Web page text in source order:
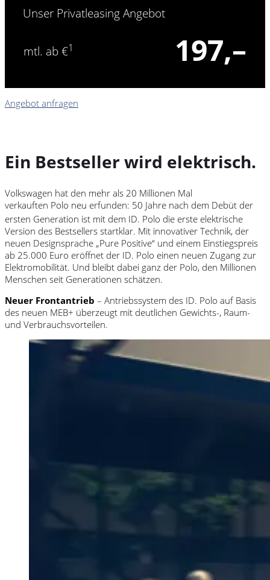
Unser Privatleasing Angebot
mtl. ab €1 197,–
Angebot anfragen
Ein Bestseller wird elektrisch.
Volkswagen hat den mehr als 20 Millionen Mal
verkauften Polo neu erfunden: 50 Jahre nach dem Debüt der
ersten Generation ist mit dem ID. Polo⁠ die erste elektrische
Version des Bestsellers startklar. Mit innovativer Technik, der
neuen Designsprache „Pure Positive“ und einem Einstiegspreis
ab 25.000 Euro eröffnet der ID. Polo einen neuen Zugang zur
Elektromobilität. Und bleibt dabei ganz der Polo, den Millionen
Menschen seit Generationen schätzen.
Neuer Frontantrieb – Antriebssystem des ID. Polo auf Basis
des neuen MEB+ überzeugt mit deutlichen Gewichts-, Raum-
und Verbrauchsvorteilen.